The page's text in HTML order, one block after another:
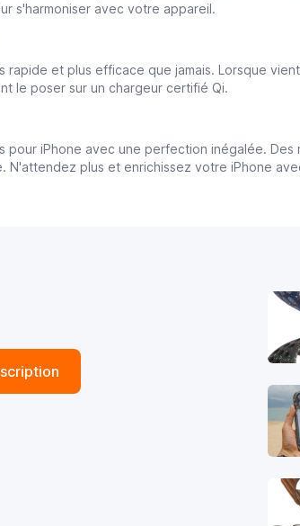
s'harmoniser avec votre appareil.
rapide et plus efficace que jamais. Lorsque
le poser sur un chargeur certifié Qi.
pour iPhone avec une perfection inégalée.
plus et enrichissez votre iPhone